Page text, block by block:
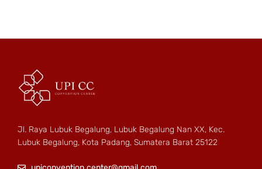
Jl. Raya Lubuk Begalung, Lubuk Begalung Nan XX, Kec.
Lubuk Begalung, Kota Padang, Sumatera Barat 25122